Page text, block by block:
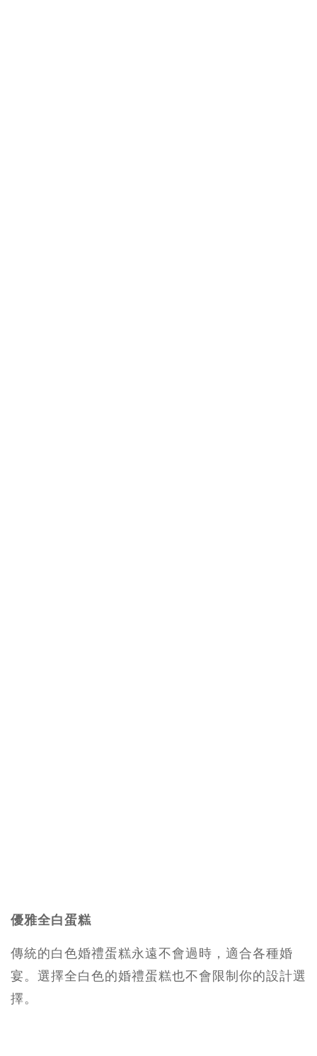
優雅全白蛋糕
傳統的白色婚禮蛋糕永遠不會過時，適合各種婚
宴。選擇全白色的婚禮蛋糕也不會限制你的設計選
擇。